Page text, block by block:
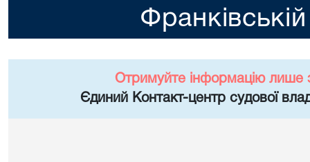
Отримуйте інформацію лише
Єдиний Контакт-центр судової